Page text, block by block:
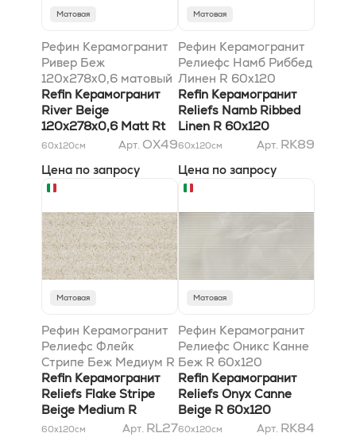
Матовая
Рефин Керамогранит
Ривер Беж
120x278x0,6 матовый
Rt
Refin Керамогранит
River Beige
120x278x0,6 Matt Rt
60x120см Арт. OX49
Цена по запросу
Матовая
Рефин Керамогранит
Релиефс Намб Риббед
Линен R 60x120
Refin Керамогранит
Reliefs Namb Ribbed
Linen R 60x120
60x120см Арт. RK89
Цена по запросу
Матовая
Рефин Керамогранит
Релиефс Флейк
Стрипе Беж Медиум R
60x120
Refin Керамогранит
Reliefs Flake Stripe
Beige Medium R
60x120
60x120см Арт. RL27
Матовая
Рефин Керамогранит
Релиефс Оникс Канне
Беж R 60x120
Refin Керамогранит
Reliefs Onyx Canne
Beige R 60x120
60x120см Арт. RK84